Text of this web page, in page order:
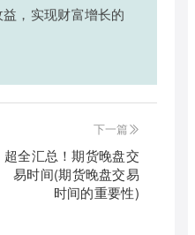
，实现财富增长的
下一篇
超全汇总！期货晚盘交
易时间(期货晚盘交易
时间的重要性)